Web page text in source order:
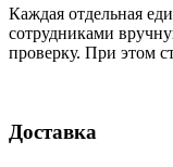
Каждая отдельная
сотрудниками
проверку. При этом
Доставка